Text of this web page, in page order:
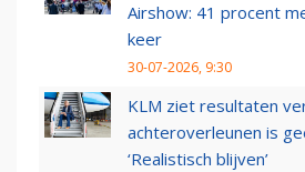
Airshow: 41 procent
keer
30-07-2026, 9:30
KLM ziet resultaten
achteroverleunen is
‘Realistisch blijven’